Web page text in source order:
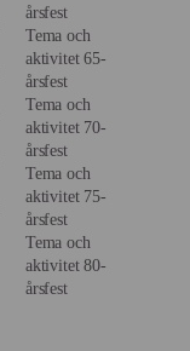
årsfest
Tema och
aktivitet 65-
årsfest
Tema och
aktivitet 70-
årsfest
Tema och
aktivitet 75-
årsfest
Tema och
aktivitet 80-
årsfest